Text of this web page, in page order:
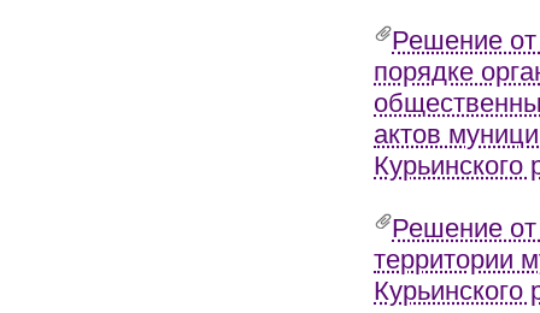
Решение
порядке
актов
Курьинского
Решение
территории
Курьинского